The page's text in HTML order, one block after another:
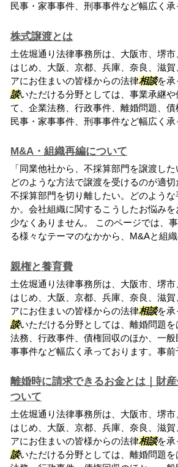
民事・家事事件、刑事事件など幅広く承
株式譲渡とは
土佐堀通り法律事務所は、大阪市、堺市
はじめ、大阪、京都、兵庫、奈良、滋賀
アにお住まいの皆様からの法律相談を承
談いただける分野としては、事業承継
て、企業法務、行政事件、離婚問題、
民事・家事事件、刑事事件など幅広く承
M&A・組織再編について
「同業他社から、不採算部門を譲渡した
どのような方法で譲渡を受けるのが適
不採算部門を切り離したい。どのような
か。会社組織に関するこうしたお悩み
少なくありません。 このページでは、
る様々なテーマのなかから、M&Aと組
親権と養育費
土佐堀通り法律事務所は、大阪市、堺市
はじめ、大阪、京都、兵庫、奈良、滋賀
アにお住まいの皆様からの法律相談を承
談いただける分野としては、離婚問題
法務、行政事件、債権回収のほか、一
事事件など幅広く承っております。事前
離婚時に請求できるお金とは｜財
ついて
土佐堀通り法律事務所は、大阪市、堺市
はじめ、大阪、京都、兵庫、奈良、滋賀
アにお住まいの皆様からの法律相談を承
談いただける分野としては、離婚問題